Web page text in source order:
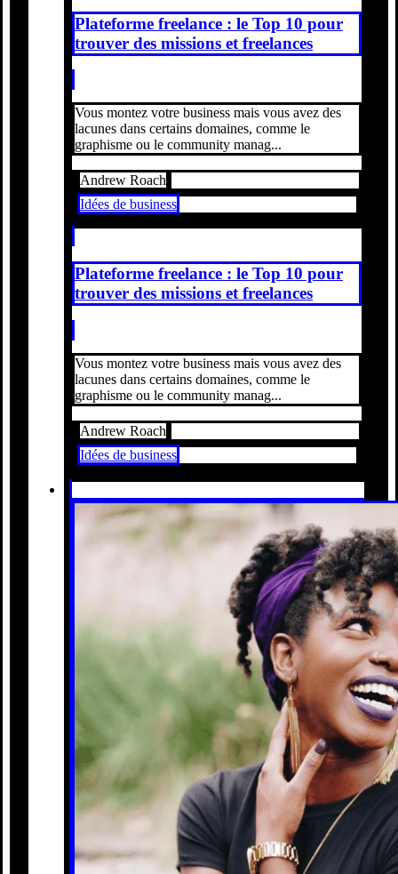
Plateforme freelance : le Top 10 pour
trouver des missions et freelances
Vous montez votre business mais vous avez des
lacunes dans certains domaines, comme le
graphisme ou le community manag...
Andrew Roach
Idées de business
Plateforme freelance : le Top 10 pour
trouver des missions et freelances
Vous montez votre business mais vous avez des
lacunes dans certains domaines, comme le
graphisme ou le community manag...
Andrew Roach
Idées de business